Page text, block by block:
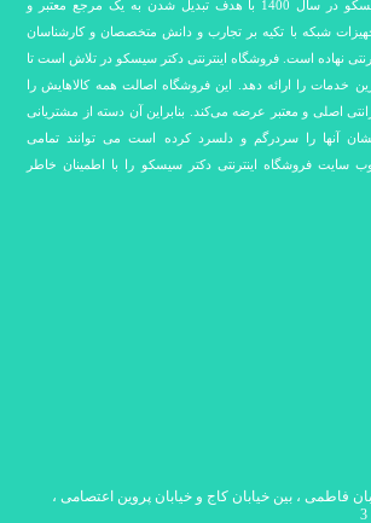
فروشگاه اینترنتی دکتر سیسکو در سال 1400 با هدف تبدیل شدن به یک مرجع معتبر و
شبکه با تکیه بر تجارب و دانش متخصصان و کارشناسان
نهاده است. فروشگاه اینترنتی دکتر سیسکو در تلاش است تا
خدمات را ارائه دهد. این فروشگاه اصالت همه کالاهایش را
اصلی و معتبر عرضه می‌کند. بنابراین آن دسته از مشتریانی
آنها را سردرگم و دلسرد کرده است می توانند تمامی
سایت فروشگاه اینترنتی دکتر سیسکو را با اطمینان خاطر
فاطمی ، بین خیابان کاج و خیابان پروین اعتصامی ،